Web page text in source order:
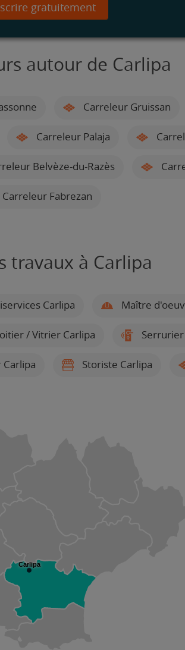
gratuitement
autour de Carlipa
Carreleur Gruissan
Carreleur Palaja
Belvèze-du-Razès
Carreleur Fabrezan
travaux à Carlipa
Carlipa Maître
/ Vitrier Carlipa Serrurier
Carlipa Storiste Carlipa
Carlipa